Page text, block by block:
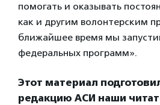
помогать и оказывать
как и другим волонтерским
ближайшее время мы
федеральных программ».
Этот материал
редакцию АСИ наши